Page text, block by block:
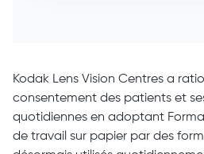
Kodak Lens Vision Centres a
consentement des patients et
quotidiennes en adoptant
de travail sur papier par des